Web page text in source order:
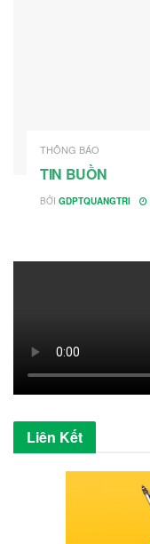
THÔNG BÁO
TIN BUỒN
BỞI GDPTQUANGTRI
Liên Kết